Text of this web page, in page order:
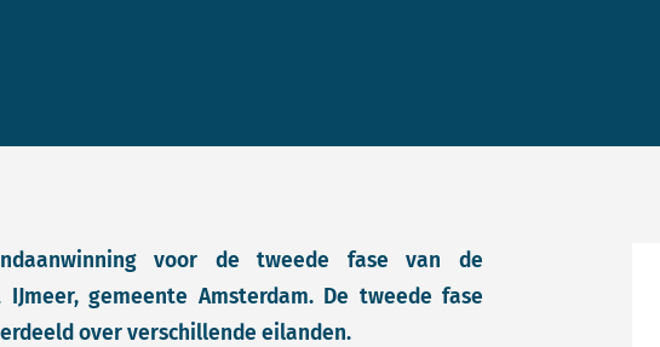
voor de tweede fase van de
gemeente Amsterdam. De tweede fase
over verschillende eilanden.